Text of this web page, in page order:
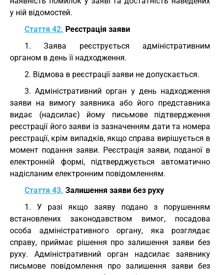
у ній відомостей.
Стаття 42. Реєстрація заяви
1. Заява реєструється адміністративним
органом в день її надходження.
2. Відмова в реєстрації заяви не допускається.
3. Адміністративний орган у день надходження
заяви на вимогу заявника або його представника
видає (надсилає) йому письмове підтвердження
реєстрації його заяви із зазначенням дати та номера
реєстрації, крім випадків, якщо справа вирішується в
момент подання заяви. Реєстрація заяви, поданої в
електронній формі, підтверджується автоматично
надісланим електронним повідомленням.
Стаття 43. Залишення заяви без руху
1. У разі якщо заяву подано з порушенням
встановлених законодавством вимог, посадова
особа адміністративного органу, яка розглядає
справу, приймає рішення про залишення заяви без
руху. Адміністративний орган надсилає заявнику
письмове повідомлення про залишення заяви без